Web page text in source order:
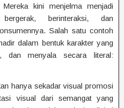
kini menjelma menjadi
berinteraksi, dan
Salah satu contoh
dalam bentuk karakter yang
dan menyala secara literal:
hanya sekadar visual promosi
visual dari semangat yang